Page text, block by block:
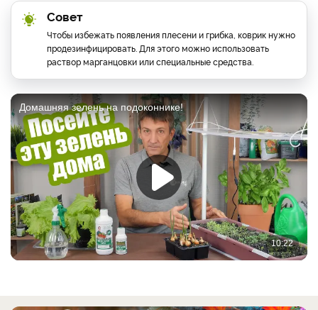
Совет
Чтобы избежать появления плесени и грибка, коврик нужно
продезинфицировать. Для этого можно использовать
раствор марганцовки или специальные средства.